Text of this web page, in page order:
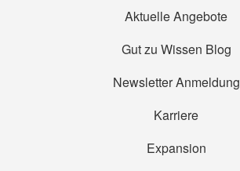
Aktuelle Angebote
Gut zu Wissen Blog
Newsletter Anmeldung
Karriere
Expansion